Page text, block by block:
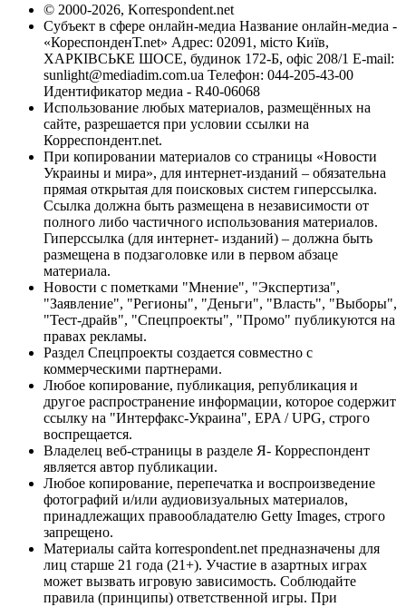
© 2000-2026, Korrespondent.net
Субъект в сфере онлайн-медиа Название онлайн-медиа -
«КореспонденТ.net» Адрес: 02091, місто Київ,
ХАРКІВСЬКЕ ШОСЕ, будинок 172-Б, офіс 208/1 E-mail:
sunlight@mediadim.com.ua Телефон: 044-205-43-00
Идентификатор медиа - R40-06068
Использование любых материалов, размещённых на
сайте, разрешается при условии ссылки на
Корреспондент.net.
При копировании материалов со страницы «Новости
Украины и мира», для интернет-изданий – обязательна
прямая открытая для поисковых систем гиперссылка.
Ссылка должна быть размещена в независимости от
полного либо частичного использования материалов.
Гиперссылка (для интернет- изданий) – должна быть
размещена в подзаголовке или в первом абзаце
материала.
Новости с пометками "Мнение", "Экспертиза",
"Заявление", "Регионы", "Деньги", "Власть", "Выборы",
"Тест-драйв", "Спецпроекты", "Промо" публикуются на
правах рекламы.
Раздел Спецпроекты создается совместно с
коммерческими партнерами.
Любое копирование, публикация, републикация и
другое распространение информации, которое содержит
ссылку на "Интерфакс-Украина", EPA / UPG, строго
воспрещается.
Владелец веб-страницы в разделе Я- Корреспондент
является автор публикации.
Любое копирование, перепечатка и воспроизведение
фотографий и/или аудиовизуальных материалов,
принадлежащих правообладателю Getty Images, строго
запрещено.
Материалы сайта korrespondent.net предназначены для
лиц старше 21 года (21+). Участие в азартных играх
может вызвать игровую зависимость. Соблюдайте
правила (принципы) ответственной игры. При